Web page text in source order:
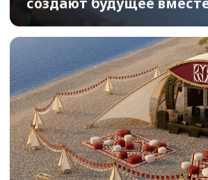
📅 28 апреля - 5 мая
📍 Пицунда, Абхазия
ХОЧУ С ВАМИ!